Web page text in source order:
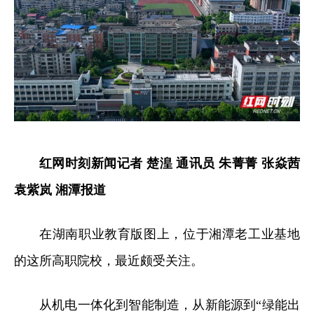
红网时刻新闻记者 楚湟 通讯员 朱菁菁 张焱茜
袁紫岚 湘潭报道
在湖南职业教育版图上，位于湘潭老工业基地
的这所高职院校，最近颇受关注。
从机电一体化到智能制造，从新能源到“绿能出